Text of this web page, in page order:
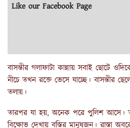
Like our Facebook Page
বাসন্তীর গলাফাটা কান্নায় সবাই ছোটে
নীচে তখন রক্তে ভেসে যাচ্ছে। বাসন্তীর
তলায়।
তারপর যা হয়, অনেক পরে পুলিশ আসে।
বিক্ষোভ দেখায় বস্তির মানুষজন। রাস্তা